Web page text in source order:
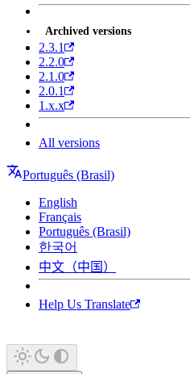
Archived versions
2.3.1
2.2.0
2.1.0
2.0.1
1.x.x
All versions
Português (Brasil)
English
Français
Português (Brasil)
한국어
中文（中国）
Help Us Translate